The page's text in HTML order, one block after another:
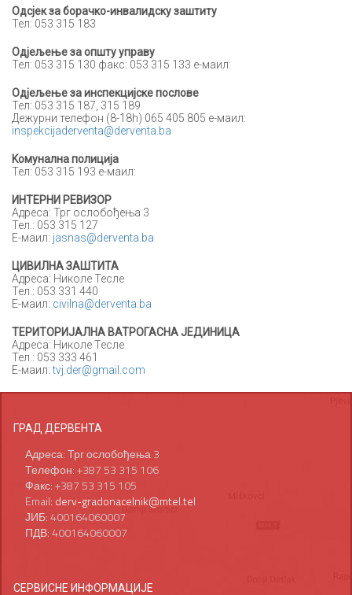
Oдсјек за борачко-инвалидску заштиту
Тел: 053 315 183
Одјељење за општу управу
Тел: 053 315 130 факс: 053 315 133 е-маил:
Одјељење за инспекцијске послове
Тел: 053 315 187, 315 189
Дежурни телефон (8-18h) 065 405 805 e-маил:
inspekcijaderventa@derventa.ba
Kомунална полиција
Тел: 053 315 193 e-маил:
ИНТЕРНИ РЕВИЗОР
Адреса: Трг ослобођења 3
Тел.: 053 315 127
Е-маил: jasnas@derventa.ba
ЦИВИЛНА ЗАШТИТА
Адреса: Николе Тесле
Тел.: 053 331 440
Е-маил: civilna@derventa.ba
ТЕРИТОРИЈАЛНА ВАТРОГАСНА ЈЕДИНИЦА
Адреса: Николе Тесле
Тел.: 053 333 461
Е-маил:tvj.der@gmail.com
ГРАД ДЕРВЕНТА
Адреса: Трг ослобођења 3
Телефон: +387 53 315 106
Факс: +387 53 315 105
Email: derv-gradonacelnik@mtel.tel
ЈИБ: 400164060007
ПДВ: 400164060007
СЕРВИСНЕ ИНФОРМАЦИЈЕ